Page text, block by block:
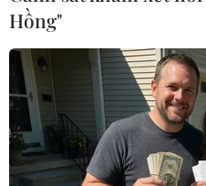
#Giá xăng
#Viện Dầu khí
#Quỹ bình ổn giá xăng dầu
Hồng"